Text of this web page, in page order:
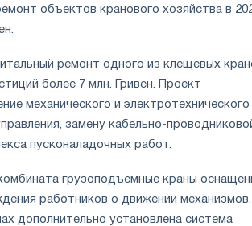
объектов кранового хозяйства в
ремонт одного из клещевых
более 7 млн. Гривен. Проект
механического и электротехнического
замену кабельно-
пусконаладочных работ.
грузоподъемные краны
работников о движении
дополнительно установлена система